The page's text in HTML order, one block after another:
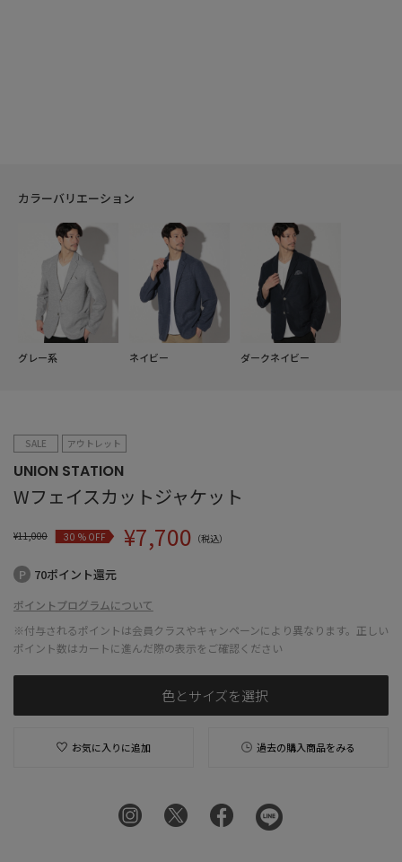
カラーバリエーション
グレー系 ネイビー ダークネイビー
SALE アウトレット
UNION STATION
Wフェイスカットジャケット
¥11,000 30 % OFF ¥7,700 （税込）
70ポイント還元
ポイントプログラムについて
※付与されるポイントは会員クラスやキャンペーンにより異なります。正しい
ポイント数はカートに進んだ際の表示をご確認ください
色とサイズを選択
お気に入りに追加 過去の購入商品をみる